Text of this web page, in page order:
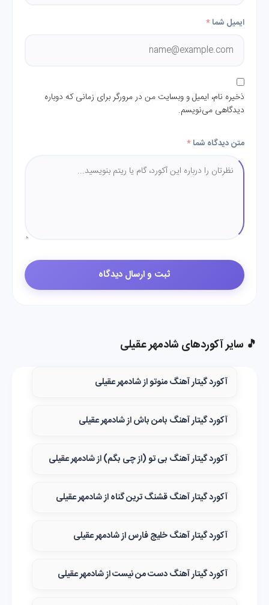
ایمیل شما*
ذخیره نام، ایمیل و وبسایت من در مرورگر برای زمانی که دوباره
دیدگاهی می‌نویسم.
متن دیدگاه شما*
🎵 سایر آکوردهای شادمهر عقیلی
آکورد گیتار آهنگ منوتو از شادمهر عقیلی
آکورد گیتار آهنگ بامن باش از شادمهر عقیلی
آکورد گیتار آهنگ بی تو (از چی بگم) از شادمهر عقیلی
آکورد گیتار آهنگ قشنگ‌ ترین گناه از شادمهر عقیلی
آکورد گیتار آهنگ خلیج فارس از شادمهر عقیلی
آکورد گیتار آهنگ دست من نیست از شادمهر عقیلی